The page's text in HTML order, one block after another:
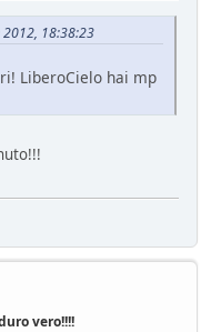
18:38:23
LiberoCielo hai mp
vero!!!!